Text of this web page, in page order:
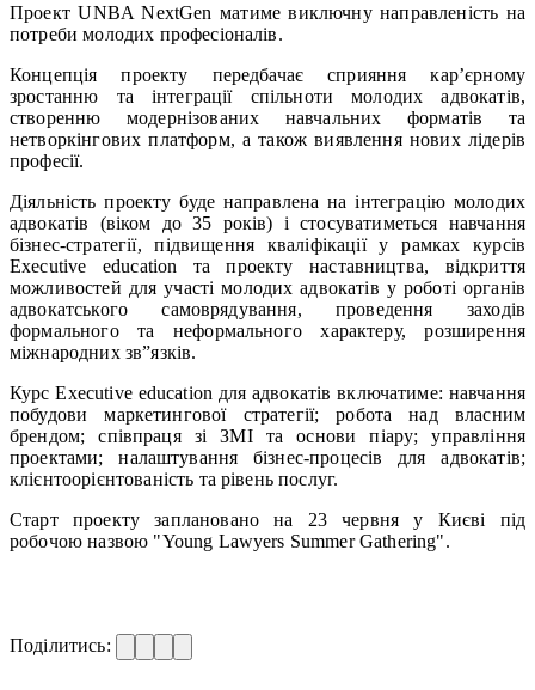
Проект UNBA NextGen матиме виключну направленість на
потреби молодих професіоналів.
Концепція проекту передбачає сприяння кар’єрному
зростанню та інтеграції спільноти молодих адвокатів,
створенню модернізованих навчальних форматів та
нетворкінгових платформ, а також виявлення нових лідерів
професії.
Діяльність проекту буде направлена на інтеграцію молодих
адвокатів (віком до 35 років) і стосуватиметься навчання
бізнес-стратегії, підвищення кваліфікації у рамках курсів
Executive education та проекту наставництва, відкриття
можливостей для участі молодих адвокатів у роботі органів
адвокатського самоврядування, проведення заходів
формального та неформального характеру, розширення
міжнародних зв”язків.
Курс Executive education для адвокатів включатиме: навчання
побудови маркетингової стратегії; робота над власним
брендом; співпраця зі ЗМІ та основи піару; управління
проектами; налаштування бізнес-процесів для адвокатів;
клієнтоорієнтованість та рівень послуг.
Старт проекту заплановано на 23 червня у Києві під
робочою назвою "Young Lawyers Summer Gathering".
Поділитись: